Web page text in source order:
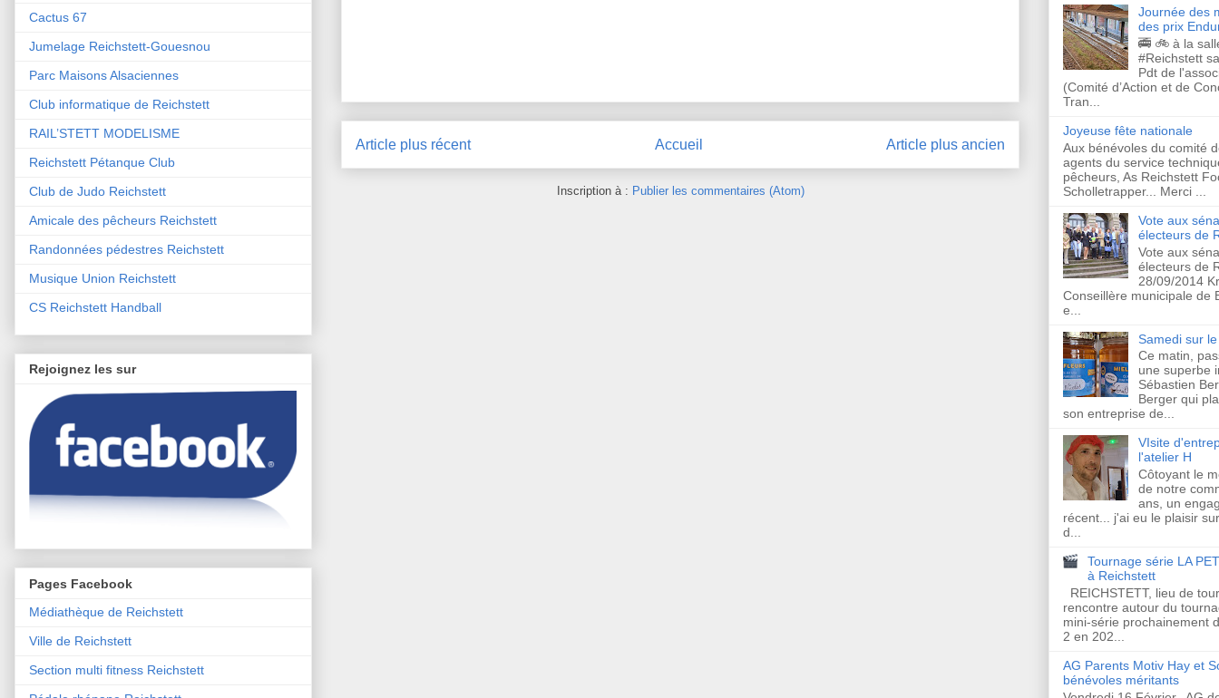
Article plus récent Article plus ancien
Accueil
Inscription à : Publier les commentaires (Atom)
Cactus 67
Jumelage Reichstett-Gouesnou
Parc Maisons Alsaciennes
Club informatique de Reichstett
RAIL’STETT MODELISME
Reichstett Pétanque Club
Club de Judo Reichstett
Amicale des pêcheurs Reichstett
Randonnées pédestres Reichstett
Musique Union Reichstett
CS Reichstett Handball
Rejoignez les sur
Pages Facebook
Médiathèque de Reichstett
Ville de Reichstett
Section multi fitness Reichstett
Journée des
des prix
🚎 🚲 à la
#Reichstett
Pdt de
(Comité d’Action et de
Tran...
Joyeuse fête nationale
Aux bénévoles du comité
agents du service
pêcheurs, As Reichstett
Scholletrapper... Merci ...
Vote aux
électeurs de
Vote aux
électeurs de
28/09/2014
Conseillère municipale de
e...
Samedi sur
Ce matin,
une superbe
Sébastien
Berger qui
son entreprise de...
VIsite
l'atelier H
Côtoyant le
de notre
ans, un
récent... j'ai eu le plaisir
d...
Tournage série LA
à Reichstett
REICHSTETT, lieu de
rencontre autour du
mini-série prochainement
2 en 202...
AG Parents Motiv Hay et
bénévoles méritants